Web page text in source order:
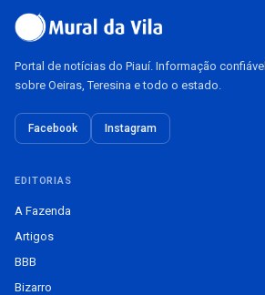
Portal de notícias do Piauí. Informação confiável
sobre Oeiras, Teresina e todo o estado.
Facebook Instagram
EDITORIAS
A Fazenda
Artigos
BBB
Bizarro